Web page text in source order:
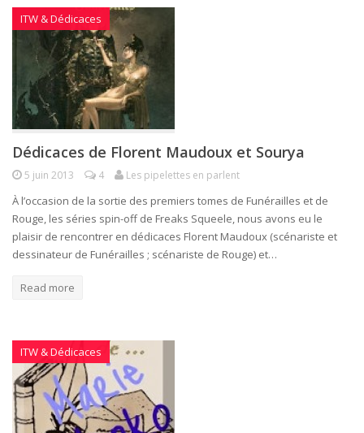
ITW & Dédicaces
Dédicaces de Florent Maudoux et Sourya
5 juin 2013 4 Les pipelettes en parlent
À l’occasion de la sortie des premiers tomes de Funérailles et de
Rouge, les séries spin-off de Freaks Squeele, nous avons eu le
plaisir de rencontrer en dédicaces Florent Maudoux (scénariste et
dessinateur de Funérailles ; scénariste de Rouge) et…
Read more
ITW & Dédicaces